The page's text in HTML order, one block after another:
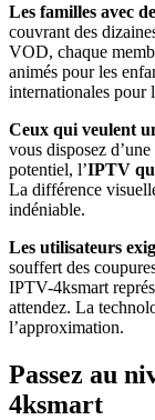
Les familles avec
couvrant des
VOD, chaque
animés pour les
internationales pour
Ceux qui veulent
vous disposez
potentiel, l’IPTV
La différence
indéniable.
Les utilisateurs
souffert des
IPTV-4ksmart
attendez. La
l’approximation.
Passez au
4ksmart